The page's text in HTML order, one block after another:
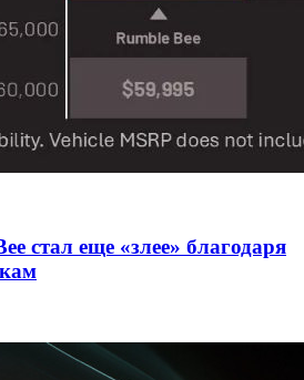
стал еще «злее» благодаря